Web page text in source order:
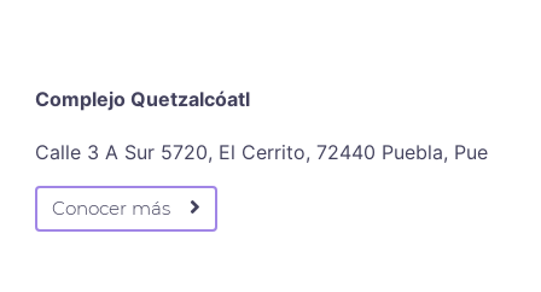
Complejo Quetzalcóatl
Calle 3 A Sur 5720, El Cerrito, 72440 Puebla, Pue
Conocer más